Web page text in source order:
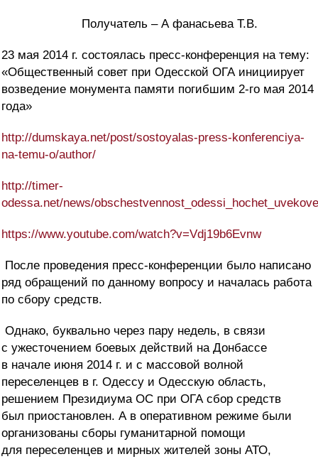
Получатель– А фанасьева Т.В.
23 мая 2014 г. состоялась пресс-конференция на тему:
«Общественный совет при Одесской ОГА инициирует
возведение монумента памяти погибшим 2-го мая 2014
года»
http://dumskaya.net/post/sostoyalas-press-konferenciya-
na-temu-o/author/
http://timer-
odessa.net/news/
https://www.youtube.com/watch?v=Vdj19b6Evnw
После проведения пресс-конференции было написано
ряд обращений по данному вопросу и началась работа
по сбору средств.
Однако, буквально через пару недель, в связи
с ужесточением боевых действий на Донбассе
в начале июня 2014 г. и с массовой волной
переселенцев в г. Одессу и Одесскую область,
решением Президиума ОС при ОГА сбор средств
был приостановлен. А в оперативном режиме были
организованы сборы гуманитарной помощи
для переселенцев и мирных жителей зоны АТО,